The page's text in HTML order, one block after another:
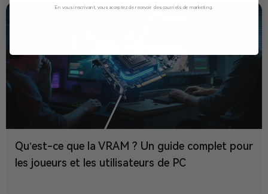
Qu’est-ce que la VRAM ? Un guide complet pour
les joueurs et les utilisateurs de PC
En vous inscrivant, vous acceptez de recevoir des courriels de marketing.